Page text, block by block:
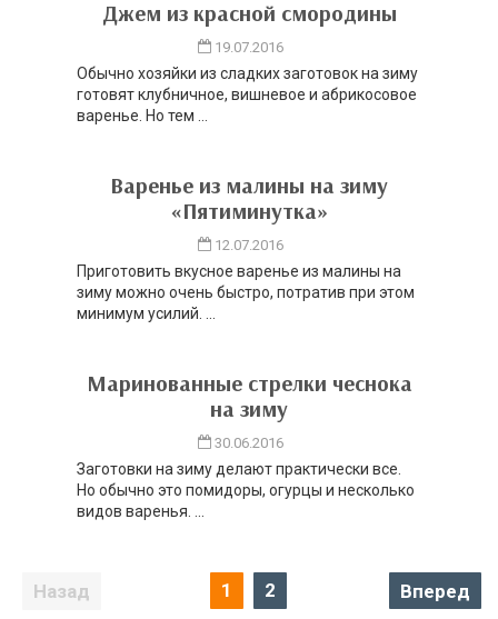
Джем из красной смородины
19.07.2016
Обычно хозяйки из сладких заготовок на зиму
готовят клубничное, вишневое и абрикосовое
варенье. Но тем ...
Варенье из малины на зиму
«Пятиминутка»
12.07.2016
Приготовить вкусное варенье из малины на
зиму можно очень быстро, потратив при этом
минимум усилий. ...
Маринованные стрелки чеснока
на зиму
30.06.2016
Заготовки на зиму делают практически все.
Но обычно это помидоры, огурцы и несколько
видов варенья. ...
по
1 2 Вперед